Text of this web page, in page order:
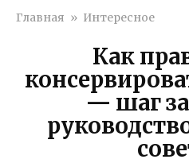
Главная » Интересное
Как
— шаг